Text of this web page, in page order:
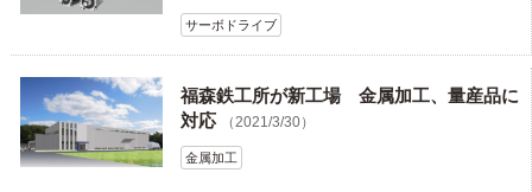
サーボドライブ
福森鉄工所が新工場 金属加工、量産品に
対応
（2021/3/30）
金属加工